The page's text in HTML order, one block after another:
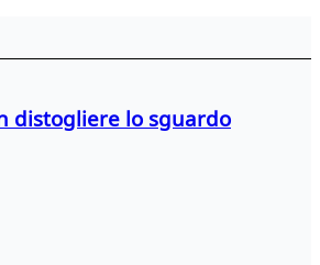
distogliere lo sguardo